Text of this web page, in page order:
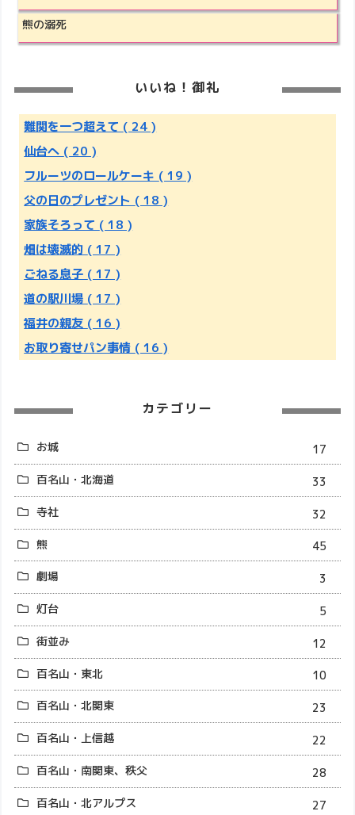
熊の溺死
いいね！御礼
難関を一つ超えて ( 24 )
仙台へ ( 20 )
フルーツのロールケーキ ( 19 )
父の日のプレゼント ( 18 )
家族そろって ( 18 )
畑は壊滅的 ( 17 )
ごねる息子 ( 17 )
道の駅川場 ( 17 )
福井の親友 ( 16 )
お取り寄せパン事情 ( 16 )
カテゴリー
お城
17
百名山・北海道
33
寺社
32
熊
45
劇場
3
灯台
5
街並み
12
百名山・東北
10
百名山・北関東
23
百名山・上信越
22
百名山・南関東、秩父
28
百名山・北アルプス
27